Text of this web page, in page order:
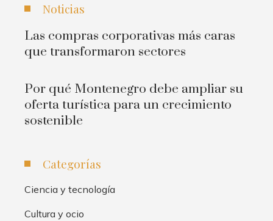
Noticias
Las compras corporativas más caras
que transformaron sectores
Por qué Montenegro debe ampliar su
oferta turística para un crecimiento
sostenible
Categorías
Ciencia y tecnología
Cultura y ocio